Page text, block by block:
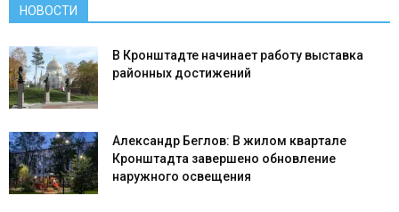
НОВОСТИ
В Кронштадте начинает работу выставка
районных достижений
Александр Беглов: В жилом квартале
Кронштадта завершено обновление
наружного освещения